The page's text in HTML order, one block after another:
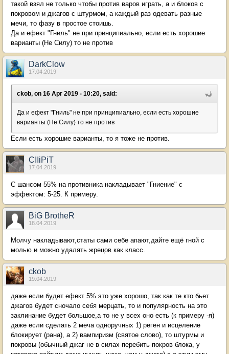
такой взял не только чтобы против варов играть, а и блоков с
покровом и джагов с штурмом, а каждый раз одевать разные
мечи, то фазу в простое стоишь.
Да и ефект "Гниль" не при принципиально, если есть хорошие
варианты (Не Силу) то не против
DarkClow
17.04.2019
ckob, on 16 Apr 2019 - 10:20, said:
Да и ефект "Гниль" не при принципиально, если есть хорошие
варианты (Не Силу) то не против
Если есть хорошие варианты, то я тоже не против.
CIIiPiT
17.04.2019
С шансом 55% на противника накладывает "Гниение" с
эффектом: 5-25. К примеру.
BiG BrotheR
18.04.2019
Молчу накладывают,статы сами себе апают,дайте ещё гной с
молью и можно удалять жрецов как класс.
ckob
19.04.2019
даже если будет ефект 5% это уже хорошо, так как те кто бьет
джагов будет сночало себя мерцать, то и популярность на это
заклинание будет большое,а то не у всех оно есть (к примеру -я)
даже если сделать 2 меча одноручных 1) реген и исцеление
блокирует (рана), а 2) вампиризм (святое слово), то штурмы и
покровы (обычный джаг не в силах перебить покров блока, у